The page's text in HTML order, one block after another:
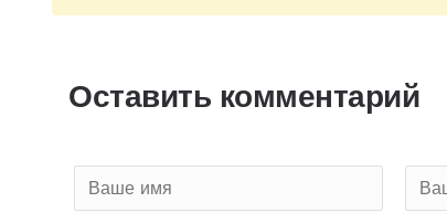
Оставить комментарий